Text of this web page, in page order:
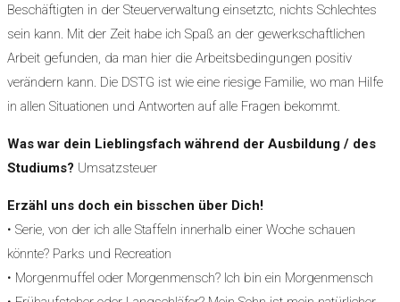
Beschäftigten in der Steuerverwaltung einsetztc, nichts Schlechtes
sein kann. Mit der Zeit habe ich Spaß an der gewerkschaftlichen
Arbeit gefunden, da man hier die Arbeitsbedingungen positiv
verändern kann. Die DSTG ist wie eine riesige Familie, wo man Hilfe
in allen Situationen und Antworten auf alle Fragen bekommt.
Was war dein Lieblingsfach während der Ausbildung / des
Studiums? Umsatzsteuer
Erzähl uns doch ein bisschen über Dich!
• Serie, von der ich alle Staffeln innerhalb einer Woche schauen
könnte? Parks und Recreation
• Morgenmuffel oder Morgenmensch? Ich bin ein Morgenmensch